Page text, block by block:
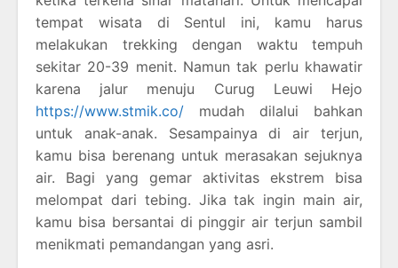
tempat wisata di Sentul ini, kamu harus
melakukan trekking dengan waktu tempuh
sekitar 20-39 menit. Namun tak perlu khawatir
karena jalur menuju Curug Leuwi Hejo
https://www.stmik.co/ mudah dilalui bahkan
untuk anak-anak. Sesampainya di air terjun,
kamu bisa berenang untuk merasakan sejuknya
air. Bagi yang gemar aktivitas ekstrem bisa
melompat dari tebing. Jika tak ingin main air,
kamu bisa bersantai di pinggir air terjun sambil
menikmati pemandangan yang asri.